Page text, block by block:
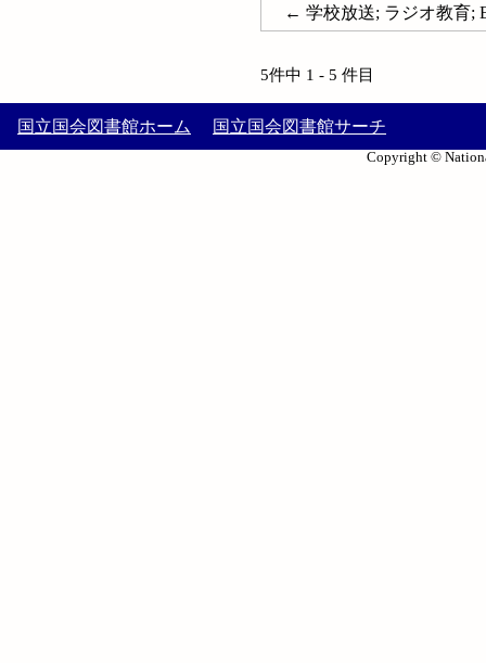
← 学校放送; ラジオ教育;
5件中 1 - 5 件目
国立国会図書館ホーム 国立国会図書館サーチ
Copyright ©